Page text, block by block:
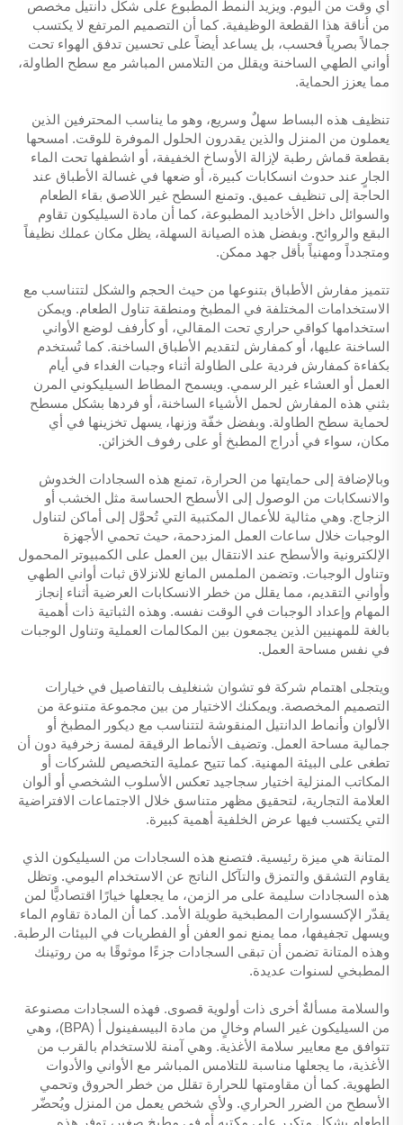
أي وقت من اليوم. ويزيد النمط المطبوع على شكل دانتيل مخصص
من أناقة هذا القطعة الوظيفية. كما أن التصميم المرتفع لا يكتسب
جمالاً بصرياً فحسب، بل يساعد أيضاً على تحسين تدفق الهواء تحت
أواني الطهي الساخنة ويقلل من التلامس المباشر مع سطح الطاولة،
مما يعزز الحماية.
تنظيف هذه البساط سهلٌ وسريع، وهو ما يناسب المحترفين الذين
يعملون من المنزل والذين يقدرون الحلول الموفرة للوقت. امسحها
بقطعة قماش رطبة لإزالة الأوساخ الخفيفة، أو اشطفها تحت الماء
الجارٍ عند حدوث انسكابات كبيرة، أو ضعها في غسالة الأطباق عند
الحاجة إلى تنظيف عميق. وتمنع السطح غير اللاصق بقاء الطعام
والسوائل داخل الأخاديد المطبوعة، كما أن مادة السيليكون تقاوم
البقع والروائح. وبفضل هذه الصيانة السهلة، يظل مكان عملك نظيفاً
ومتجدداً ومهنياً بأقل جهد ممكن.
تتميز مفارش الأطباق بتنوعها من حيث الحجم والشكل لتتناسب مع
الاستخدامات المختلفة في المطبخ ومنطقة تناول الطعام. ويمكن
استخدامها كواقي حراري تحت المقالي، أو كأرفف لوضع الأواني
الساخنة عليها، أو كمفارش لتقديم الأطباق الساخنة. كما تُستخدم
بكفاءة كمفارش فردية على الطاولة أثناء وجبات الغداء في أيام
العمل أو العشاء غير الرسمي. ويسمح المطاط السيليكوني المرن
بثني هذه المفارش لحمل الأشياء الساخنة، أو فردها بشكل مسطح
لحماية سطح الطاولة. وبفضل خفّة وزنها، يسهل تخزينها في أي
مكان، سواء في أدراج المطبخ أو على رفوف الخزائن.
وبالإضافة إلى حمايتها من الحرارة، تمنع هذه السجادات الخدوش
والانسكابات من الوصول إلى الأسطح الحساسة مثل الخشب أو
الزجاج. وهي مثالية للأعمال المكتبية التي تُحوَّل إلى أماكن لتناول
الوجبات خلال ساعات العمل المزدحمة، حيث تحمي الأجهزة
الإلكترونية والأسطح عند الانتقال بين العمل على الكمبيوتر المحمول
وتناول الوجبات. وتضمن الملمس المانع للانزلاق ثبات أواني الطهي
وأواني التقديم، مما يقلل من خطر الانسكابات العرضية أثناء إنجاز
المهام وإعداد الوجبات في الوقت نفسه. وهذه الثباتية ذات أهمية
بالغة للمهنيين الذين يجمعون بين المكالمات العملية وتناول الوجبات
في نفس مساحة العمل.
ويتجلى اهتمام شركة فو تشوان شنغليف بالتفاصيل في خيارات
التصميم المخصصة. ويمكنك الاختيار من بين مجموعة متنوعة من
الألوان وأنماط الدانتيل المنقوشة لتتناسب مع ديكور المطبخ أو
جمالية مساحة العمل. وتضيف الأنماط الرقيقة لمسة زخرفية دون أن
تطغى على البيئة المهنية. كما تتيح عملية التخصيص للشركات أو
المكاتب المنزلية اختيار سجاجيد تعكس الأسلوب الشخصي أو ألوان
العلامة التجارية، لتحقيق مظهر متناسق خلال الاجتماعات الافتراضية
التي يكتسب فيها عرض الخلفية أهمية كبيرة.
المتانة هي ميزة رئيسية. فتصنع هذه السجادات من السيليكون الذي
يقاوم التشقق والتمزق والتآكل الناتج عن الاستخدام اليومي. وتظل
هذه السجادات سليمة على مر الزمن، ما يجعلها خيارًا اقتصاديًّا لمن
يقدّر الإكسسوارات المطبخية طويلة الأمد. كما أن المادة تقاوم الماء
ويسهل تجفيفها، مما يمنع نمو العفن أو الفطريات في البيئات الرطبة.
وهذه المتانة تضمن أن تبقى السجادات جزءًا موثوقًا به من روتينك
المطبخي لسنوات عديدة.
والسلامة مسألةٌ أخرى ذات أولوية قصوى. فهذه السجادات مصنوعة
من السيليكون غير السام وخالٍ من مادة البيسفينول أ (BPA)، وهي
تتوافق مع معايير سلامة الأغذية. وهي آمنة للاستخدام بالقرب من
الأغذية، ما يجعلها مناسبة للتلامس المباشر مع الأواني والأدوات
الطهوية. كما أن مقاومتها للحرارة تقلل من خطر الحروق وتحمي
الأسطح من الضرر الحراري. ولأي شخص يعمل من المنزل ويُحضّر
الطعام بشكل متكرر على مكتبه أو في مطبخ صغير، توفر هذه